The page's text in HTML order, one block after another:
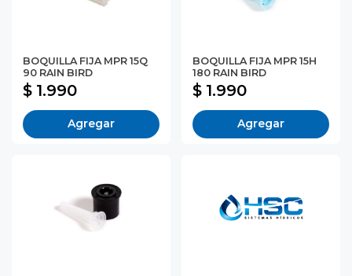
BOQUILLA FIJA MPR 15Q
90 RAIN BIRD
$ 1.990
Agregar
BOQUILLA FIJA MPR 15H
180 RAIN BIRD
$ 1.990
Agregar